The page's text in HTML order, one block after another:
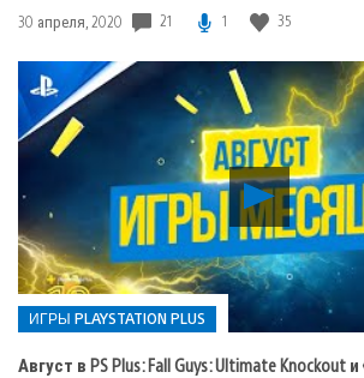
Дата
30 апреля, 2020 21 1 35
видео
Август
в
PS
Plus:
Fall
Guys:
Ultimate
ИГРЫ PLAYSTATION PLUS
Август в PS Plus: Fall Guys: Ultimate Knockout